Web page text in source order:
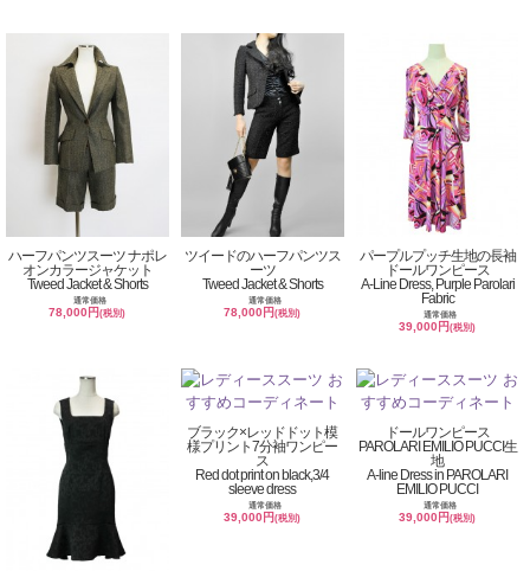
ハーフパンツスーツ ナポレ
オンカラージャケット
Tweed Jacket & Shorts
通常価格
78,000円(税別)
ツイードのハーフパンツス
ーツ
Tweed Jacket & Shorts
通常価格
78,000円(税別)
パープルプッチ生地の長袖
ドールワンピース
A-Line Dress, Purple Parolari
Fabric
通常価格
39,000円(税別)
ブラック×レッドドット模
様プリント7分袖ワンピー
ス
Red dot print on black,3/4
sleeve dress
通常価格
39,000円(税別)
ドールワンピース
PAROLARI EMILIO PUCCI生
地
A-line Dress in PAROLARI
EMILIO PUCCI
通常価格
39,000円(税別)